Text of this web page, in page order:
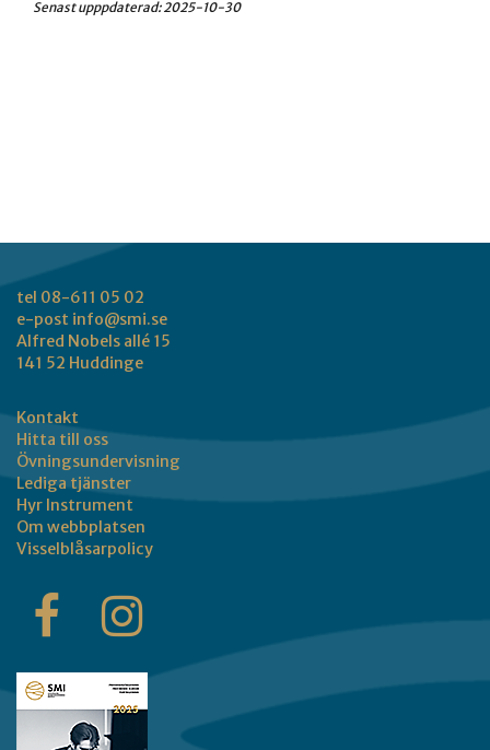
Senast upppdaterad:2025-10-30
tel 08-611 05 02
e-post info@smi.se
Alfred Nobels allé 15
141 52 Huddinge
Kontakt
Hitta till oss
Övningsundervisning
Lediga tjänster
Hyr Instrument
Om webbplatsen
Visselblåsarpolicy